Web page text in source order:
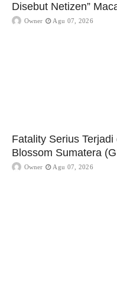
Disebut Netizen”
Owner Agu 07, 2026
Fatality Serius
Blossom Sumatera
Owner Agu 07, 2026